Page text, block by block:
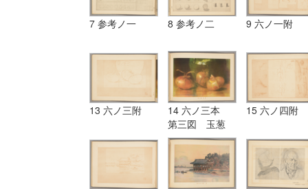
7 参考ノ一 8 参考ノ二 9 六ノ一附
13 六ノ三附
14 六ノ三本
第三図 玉葱
15 六ノ四附